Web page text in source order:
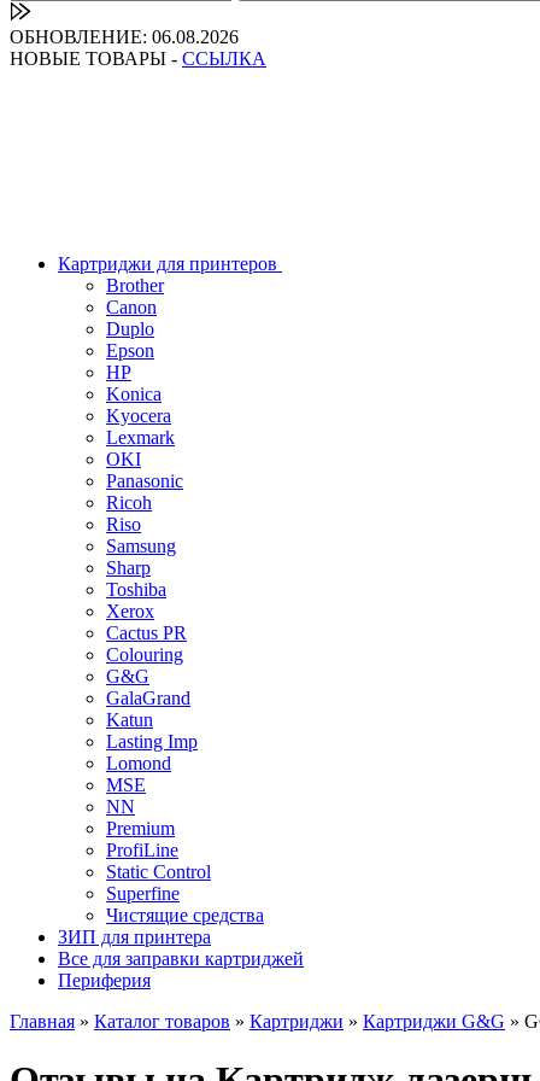
ОБНОВЛЕНИЕ: 06.08.2026
НОВЫЕ ТОВАРЫ - ССЫЛКА
Картриджи для принтеров
Brother
Canon
Duplo
Epson
HP
Konica
Kyocera
Lexmark
OKI
Panasonic
Ricoh
Riso
Samsung
Sharp
Toshiba
Xerox
Cactus PR
Colouring
G&G
GalaGrand
Katun
Lasting Imp
Lomond
MSE
NN
Premium
ProfiLine
Static Control
Superfine
Чистящие средства
ЗИП для принтера
Все для заправки картриджей
Периферия
Главная » Каталог товаров » Картриджи » Картриджи G&G »